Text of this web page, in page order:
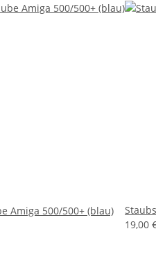
Amiga 500/500+ (blau)
19,00